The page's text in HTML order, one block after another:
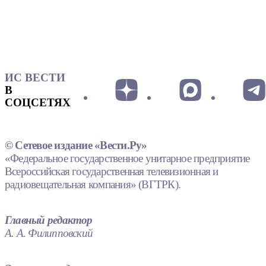
ИС ВЕСТИ
В
СОЦСЕТЯХ
© Сетевое издание «Вести.Ру»
«Федеральное государственное унитарное предприятие
Всероссийская государственная телевизионная и
радиовещательная компания» (ВГТРК).
Главный редактор
А. А. Филипповский